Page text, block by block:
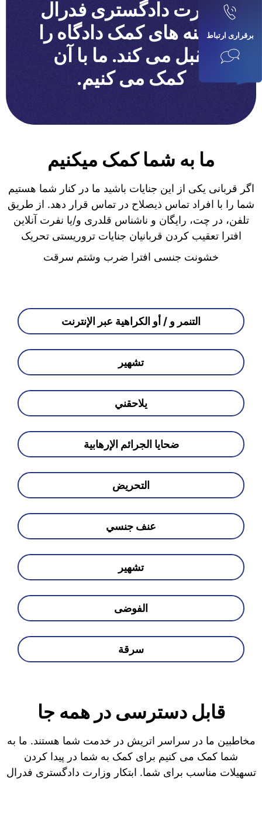
برقراری ارتباط
وزارت دادگستری فدرال
هزینه های کمک دادگاه را
تقبل می کند. ما با آن
کمک می کنیم.
ما به شما کمک میکنیم
اگر قربانی یکی از این جنایات باشید ما در کنار شما هستیم
شما را با افراد تماس ذیصلاح در تماس قرار دهد. از طریق
تلفن، در چت، رایگان و ناشناس قلدری و/یا نفرت آنلاین
افترا تعقیب کردن قربانیان جنایات تروریستی تحریک
خشونت جنسی افترا ضرب وشتم سرقت
التنمر و / أو الكراهية عبر الإنترنت
تشهير
يلاحقني
ضحايا الجرائم الإرهابية
التحريض
عنف جنسي
تشهير
الفوضى
سرقة
قابل دسترسی در همه جا
مخاطبین ما در سراسر اتریش در خدمت شما هستند. ما به
شما کمک می کنیم برای کمک به شما در پیدا کردن
تسهیلات مناسب برای شما. ابتکار وزارت دادگستری فدرال